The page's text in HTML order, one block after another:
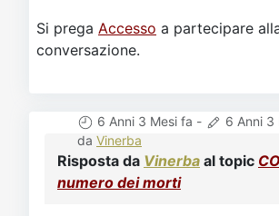
Si prega Accesso a partecipare
conversazione.
6 Anni 3 Mesi fa - 6 Anni 3
da Vinerba
Risposta da Vinerba al topic
numero dei morti